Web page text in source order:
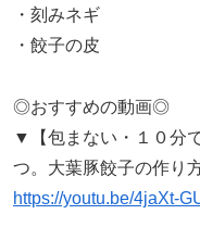
・刻みネギ
・餃子の皮
◎おすすめの動画◎
▼【包まない・１０分
つ。大葉豚餃子の作り
https://youtu.be/4jaXt-